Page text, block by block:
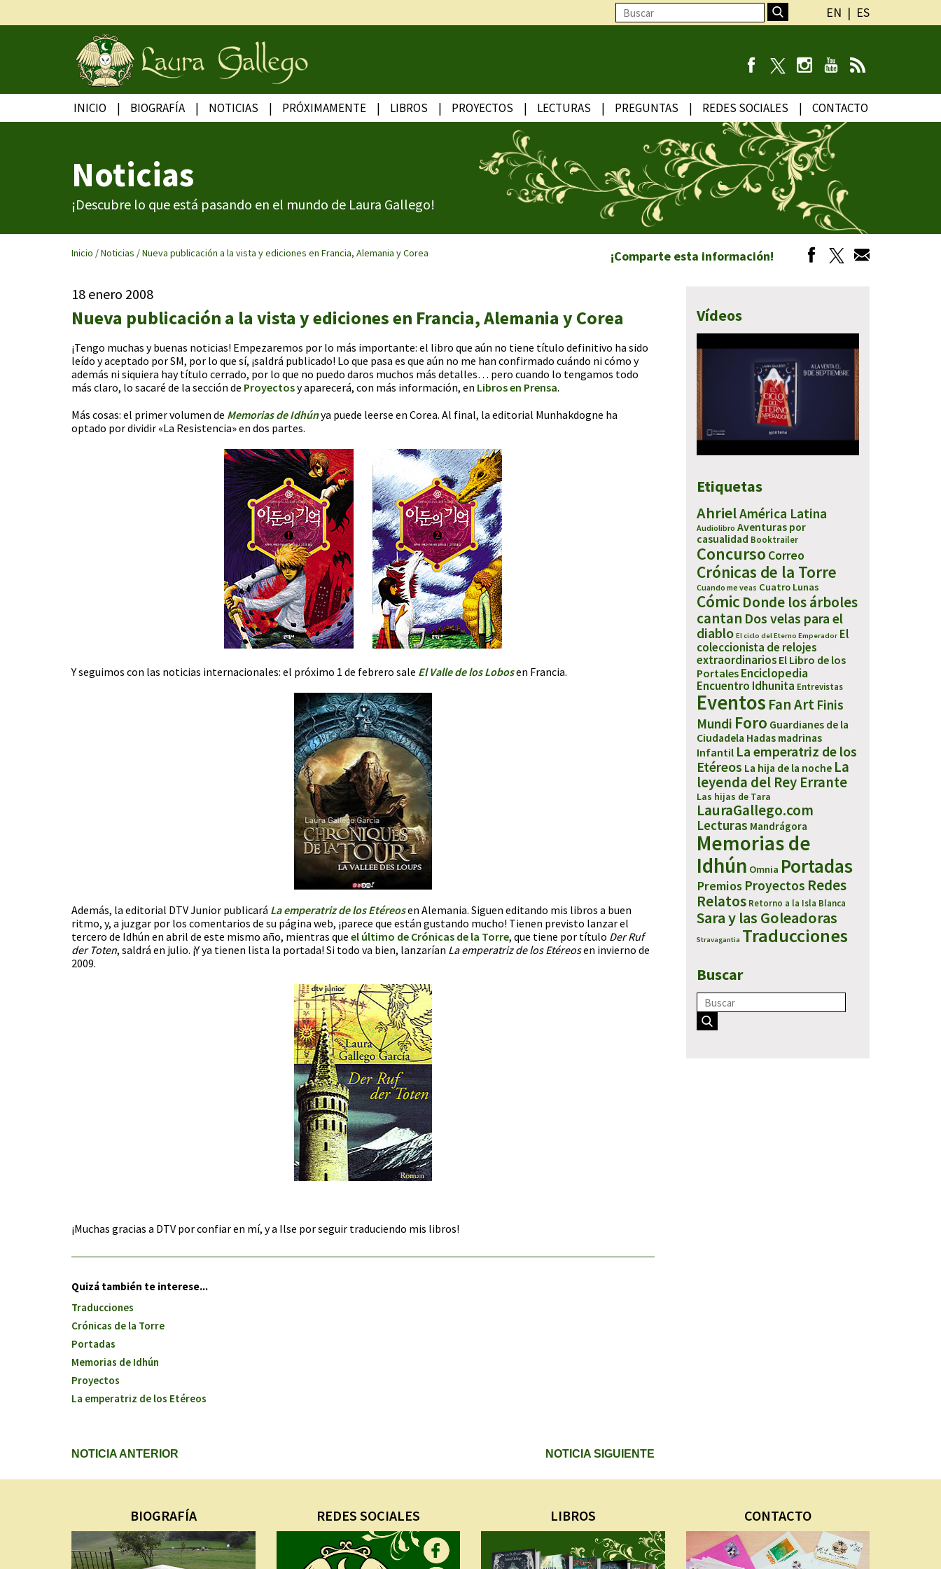
EN ES
INICIO BIOGRAFÍA NOTICIAS PRÓXIMAMENTE LIBROS PROYECTOS LECTURAS PREGUNTAS REDES SOCIALES CONTACTO
Noticias
¡Descubre lo que está pasando en el mundo de Laura Gallego!
Inicio /Noticias /Nueva publicación a la vista y ediciones en Francia, Alemania y Corea ¡Comparte esta información!
18 enero 2008
Nueva publicación a la vista y ediciones en Francia, Alemania y Corea
¡Tengo muchas y buenas noticias! Empezaremos por lo más importante: el libro que aún no tiene título definitivo ha sido
leído y aceptado por SM, por lo que sí, ¡saldrá publicado! Lo que pasa es que aún no me han confirmado cuándo ni cómo y
además ni siquiera hay título cerrado, por lo que no puedo daros muchos más detalles… pero cuando lo tengamos todo
más claro, lo sacaré de la sección de Proyectosy aparecerá, con más información, en Libros en Prensa.
Más cosas: el primer volumen de Memorias de Idhúnya puede leerse en Corea. Al final, la editorial Munhakdogne ha
optado por dividir «La Resistencia» en dos partes.
Y seguimos con las noticias internacionales: el próximo 1 de febrero sale El Valle de los Lobosen Francia.
Además, la editorial DTV Junior publicará La emperatriz de los Etéreosen Alemania. Siguen editando mis libros a buen
ritmo, y, a juzgar por los comentarios de su página web, ¡parece que están gustando mucho! Tienen previsto lanzar el
tercero de Idhún en abril de este mismo año, mientras que el último de Crónicas de la Torre, que tiene por título Der Ruf
der Toten, saldrá en julio. ¡Y ya tienen lista la portada! Si todo va bien, lanzarían La emperatriz de los Etéreosen invierno de
2009.
¡Muchas gracias a DTV por confiar en mí, y a Ilse por seguir traduciendo mis libros!
Quizá también te interese...
Traducciones
Crónicas de la Torre
Portadas
Memorias de Idhún
Proyectos
La emperatriz de los Etéreos
NOTICIA ANTERIOR NOTICIA SIGUIENTE
Vídeos
Etiquetas
AhrielAmérica Latina
Audiolibro Aventuras por
casualidad Booktrailer
Concurso Correo
Crónicas de la Torre
Cuando me veas Cuatro Lunas
Cómic Donde los árboles
cantan Dos velas para el
diablo El ciclo del Eterno Emperador El
coleccionista de relojes
extraordinarios El Libro de los
Portales Enciclopedia
Encuentro Idhunita Entrevistas
Eventos Fan Art Finis
Mundi Foro Guardianes de la
Ciudadela Hadas madrinas
Infantil La emperatriz de los
Etéreos La hija de la noche La
leyenda del Rey Errante
Las hijas de Tara
LauraGallego.com
Lecturas Mandrágora
Memorias de
Idhún Omnia Portadas
Premios Proyectos Redes
Relatos Retorno a la Isla Blanca
Sara y las Goleadoras
Stravagantia Traducciones
Buscar
BIOGRAFÍA REDES SOCIALES LIBROS CONTACTO